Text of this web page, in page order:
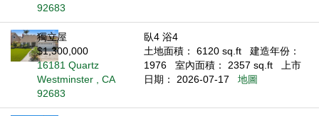
92683
獨立屋
$1,300,000
16181 Quartz
Westminster , CA
92683
臥4 浴4
土地面積： 6120 sq.ft
建造年份：
1976
室內面積： 2357 sq.ft
上市
日期： 2026-07-17
地圖